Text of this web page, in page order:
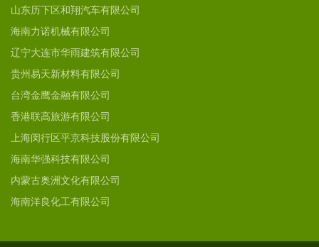
山东历下区和翔汽车有限公司
海南力诺机械有限公司
辽宁大连市华雨建筑有限公司
贵州易天新材料有限公司
台湾金鹰金融有限公司
香港联高旅游有限公司
上海闵行区平京科技股份有限公司
海南华强科技有限公司
内蒙古奥洲文化有限公司
海南洋良化工有限公司